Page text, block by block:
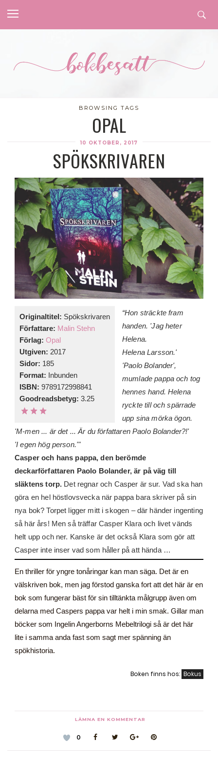
BROWSING TAGS
OPAL
10 OKTOBER, 2017
SPÖKSKRIVAREN
Originaltitel: Spökskrivaren
Författare: Malin Stehn
Förlag: Opal
Utgiven: 2017
Sidor: 185
Format: Inbunden
ISBN: 9789172998841
Goodreadsbetyg: 3.25
“Hon sträckte fram
handen. 'Jag heter
Helena.
HelenaLarsson.'
'Paolo Bolander',
mumlade pappa och tog
henneshand. Helena
ryckte till och spärrade
upp sina mörka ögon.
'M-men ... är det ... Är du författaren Paolo Bolander?!'
'I egen hög person.'"
Casper och hans pappa, den berömde
deckarförfattaren Paolo Bolander, är på väg till
släktens torp. Det regnar och Casper är sur. Vad ska han
göra en hel höstlovsvecka när pappa bara skriver på sin
nya bok? Torpet ligger mitt i skogen – där händer ingenting
så här års! Men så träffar Casper Klara och livet vänds
helt upp och ner. Kanske är det också Klara som gör att
Casper inte inser vad som håller på att hända …
En thriller för yngre tonåringar kan man säga. Det är en
välskriven bok, men jag förstod ganska fort att det här är en
bok som fungerar bäst för sin tilltänkta målgrupp även om
delarna med Caspers pappa var helt i min smak. Gillar man
böcker som Ingelin Angerborns Mebeltrilogi så är det här
lite i samma anda fast som sagt mer spänning än
spökhistoria.
Boken finns hos: Bokus
LÄMNA EN KOMMENTAR
0